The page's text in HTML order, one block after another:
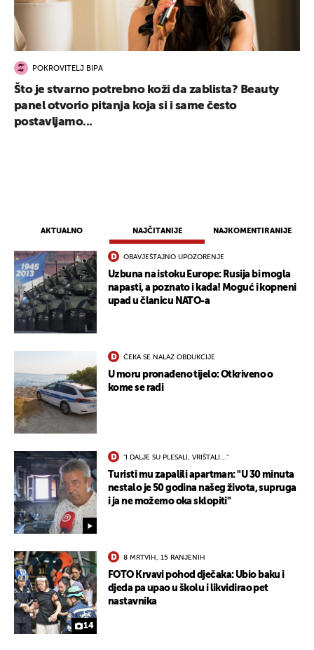
AKTUALNO NAJČITANIJE NAJKOMENTIRANIJE
OBAVJEŠTAJNO UPOZORENJE
Uzbuna na istoku Europe: Rusija bi mogla
napasti, a poznato i kada! Moguć i kopneni
upad u članicu NATO-a
ČEKA SE NALAZ OBDUKCIJE
U moru pronađeno tijelo: Otkriveno o
kome se radi
"I DALJE SU PLESALI, VRIŠTALI..."
Turisti mu zapalili apartman: "U 30 minuta
nestalo je 50 godina našeg života, supruga
i ja ne možemo oka sklopiti"
14
8 MRTVIH, 15 RANJENIH
FOTO Krvavi pohod dječaka: Ubio baku i
djeda pa upao u školu i likvidirao pet
nastavnika
POKROVITELJ BIPA
Što je stvarno potrebno koži da zablista? Beauty
panel otvorio pitanja koja si i same često
postavljamo...